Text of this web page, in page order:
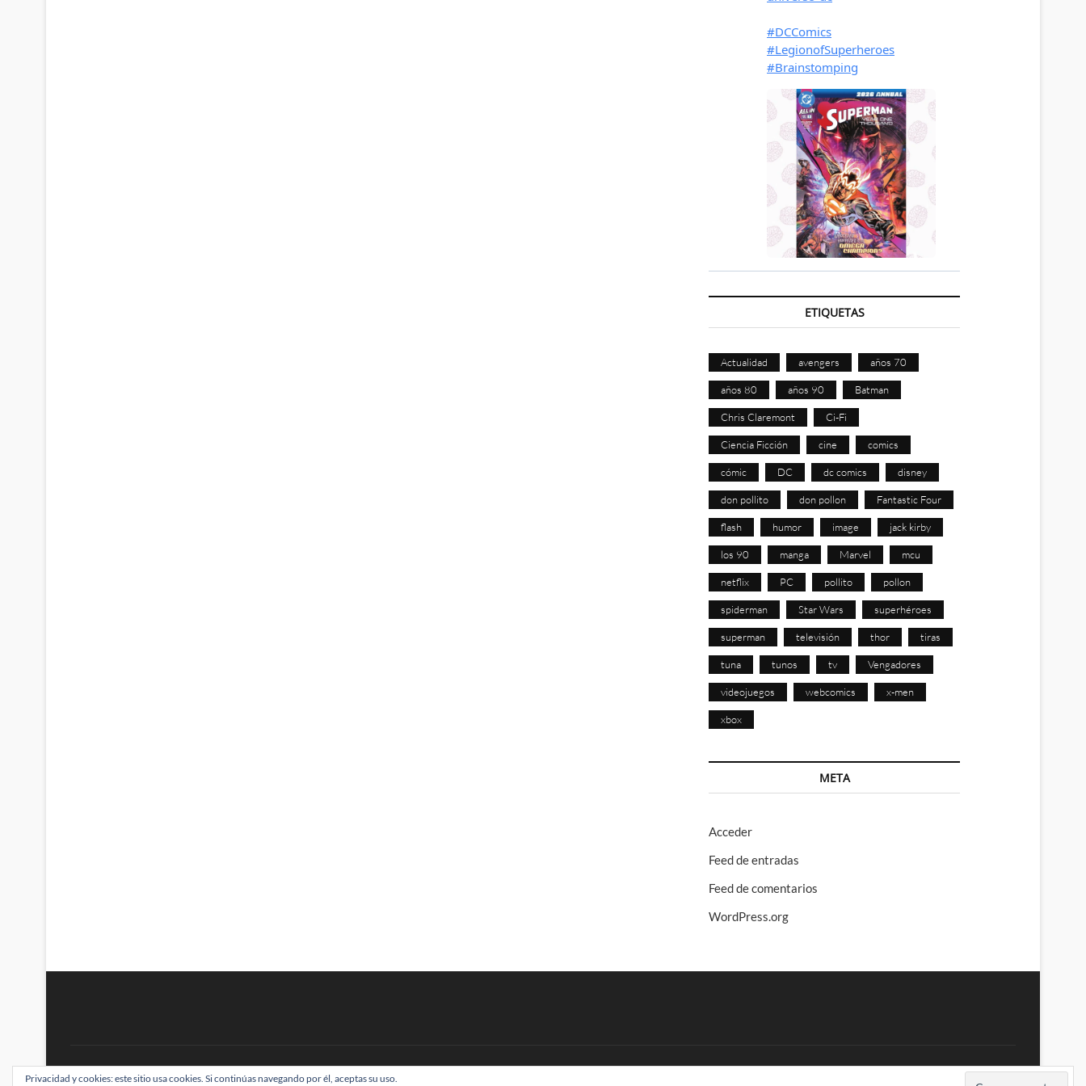
ETIQUETAS
Actualidad avengers años 70
años 80 años 90 Batman
Chris Claremont Ci-Fi
Ciencia Ficción cine comics
cómic DC dc comics disney
don pollito don pollon Fantastic Four
flash humor image jack kirby
los 90 manga Marvel mcu
netflix PC pollito pollon
spiderman Star Wars superhéroes
superman televisión thor tiras
tuna tunos tv Vengadores
videojuegos webcomics x-men
xbox
META
Acceder
Feed de entradas
Feed de comentarios
WordPress.org
BRAINSTOMPING| Diseñado por:Theme Freesia|WordPress| © Todos los derechos reservados
Privacidad y cookies: este sitio usa cookies. Si continúas navegando por él, aceptas su uso.